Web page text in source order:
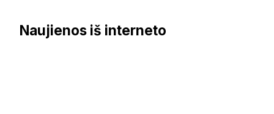
Naujienos iš interneto